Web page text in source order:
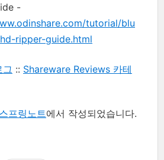
-
tutorial/blu
ripper-guide.html
:: Shareware Reviews 카테
스프링노트에서 작성되었습니다.